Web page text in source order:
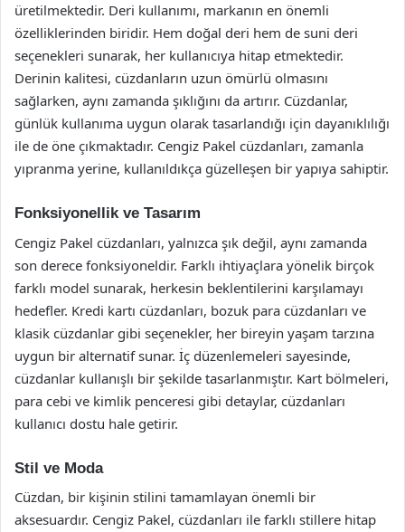
üretilmektedir. Deri kullanımı, markanın en önemli
özelliklerinden biridir. Hem doğal deri hem de suni deri
seçenekleri sunarak, her kullanıcıya hitap etmektedir.
Derinin kalitesi, cüzdanların uzun ömürlü olmasını
sağlarken, aynı zamanda şıklığını da artırır. Cüzdanlar,
günlük kullanıma uygun olarak tasarlandığı için dayanıklılığı
ile de öne çıkmaktadır. Cengiz Pakel cüzdanları, zamanla
yıpranma yerine, kullanıldıkça güzelleşen bir yapıya sahiptir.
Fonksiyonellik ve Tasarım
Cengiz Pakel cüzdanları, yalnızca şık değil, aynı zamanda
son derece fonksiyoneldir. Farklı ihtiyaçlara yönelik birçok
farklı model sunarak, herkesin beklentilerini karşılamayı
hedefler. Kredi kartı cüzdanları, bozuk para cüzdanları ve
klasik cüzdanlar gibi seçenekler, her bireyin yaşam tarzına
uygun bir alternatif sunar. İç düzenlemeleri sayesinde,
cüzdanlar kullanışlı bir şekilde tasarlanmıştır. Kart bölmeleri,
para cebi ve kimlik penceresi gibi detaylar, cüzdanları
kullanıcı dostu hale getirir.
Stil ve Moda
Cüzdan, bir kişinin stilini tamamlayan önemli bir
aksesuardır. Cengiz Pakel, cüzdanları ile farklı stillere hitap